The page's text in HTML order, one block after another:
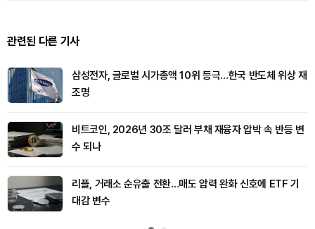
관련된 다른 기사
삼성전자, 글로벌 시가총액 10위 등극…한국 반도체 위상 재
조명
비트코인, 2026년 30조 달러 부채 재융자 압박 속 반등 변
수 되나
리플, 거래소 순유출 전환…매도 압력 완화 신호에 ETF 기
대감 변수